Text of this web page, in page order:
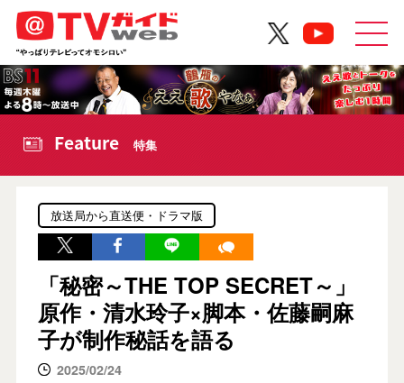
Feature 特集
放送局から直送便・ドラマ版
「秘密～THE TOP SECRET～」
原作・清水玲子×脚本・佐藤嗣麻
子が制作秘話を語る
2025/02/24